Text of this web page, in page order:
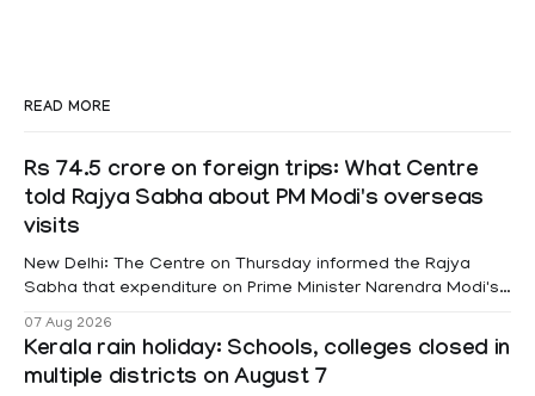
READ MORE
Rs 74.5 crore on foreign trips: What Centre
told Rajya Sabha about PM Modi's overseas
visits
New Delhi: The Centre on Thursday informed the Rajya
Sabha that expenditure on Prime Minister Narendra Modi's
information was provided by Minister of State for External
Affairs Pabitra Margherita in a written reply to questions
raised
07 Aug 2026
Kerala rain holiday: Schools, colleges closed in
multiple districts on August 7